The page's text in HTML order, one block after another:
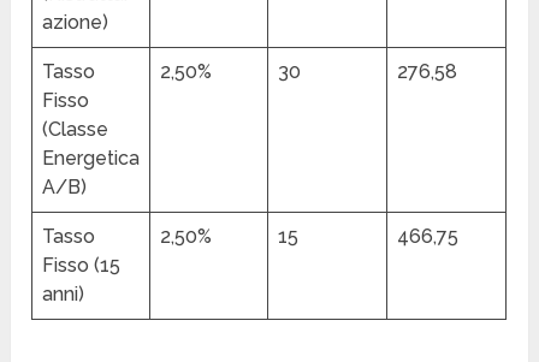
azione)
Tasso
Fisso
(Classe
Energetica
A/B)
2,50% 30 276,58
Tasso
Fisso (15
anni)
2,50% 15 466,75